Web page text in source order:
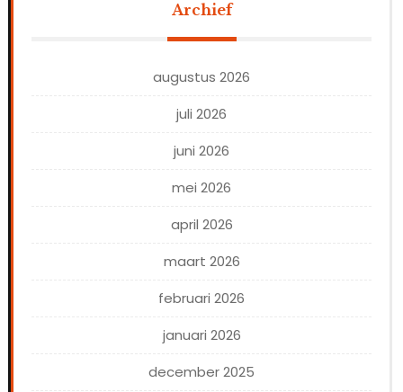
Archief
augustus 2026
juli 2026
juni 2026
mei 2026
april 2026
maart 2026
februari 2026
januari 2026
december 2025